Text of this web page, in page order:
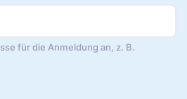
für die Anmeldung an, z. B.